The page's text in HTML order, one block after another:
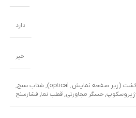
دارد
خیر
اثر انگشت (زیر صفحه نمایش, optical), شتاب سنج,
ژیروسکوپ, حسگر مجاورتی, قطب نما, فشارسنج